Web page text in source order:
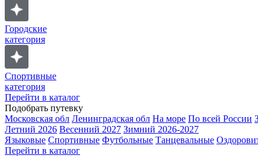
Городские
категория
Спортивные
категория
Перейти в каталог
Подобрать путевку
Московская обл Ленинградская обл На море По всей России
Летний 2026 Весенний 2027 Зимний 2026-2027
Языковые Спортивные Футбольные Танцевальные
Перейти в каталог